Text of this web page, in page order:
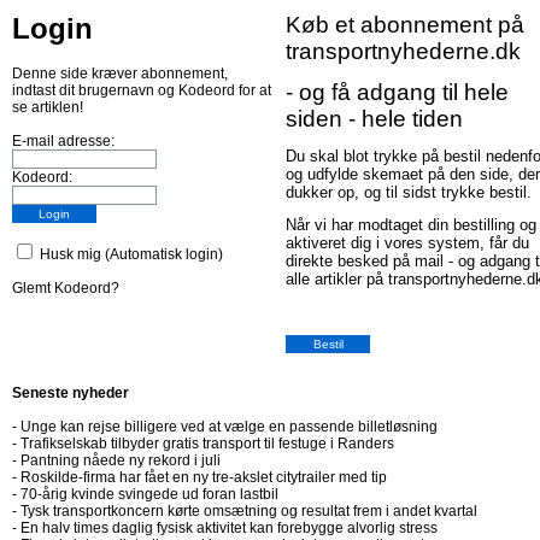
Login
Denne side kræver abonnement,
indtast dit brugernavn og Kodeord for at
se artiklen!
E-mail adresse:
Kodeord:
Husk mig (Automatisk login)
Glemt Kodeord?
Køb et abonnement på
transportnyhederne.dk
- og få adgang til hele
siden - hele tiden
Du skal blot trykke på bestil
og udfylde skemaet på den side, der
dukker op, og til sidst trykke bestil.
Når vi har modtaget din bestilling og
aktiveret dig i vores system, får du
direkte besked på mail - og adgang
alle artikler på
Seneste nyheder
- Unge kan rejse billigere ved at vælge en passende billetløsning
- Trafikselskab tilbyder gratis transport til festuge i Randers
- Pantning nåede ny rekord i juli
- Roskilde-firma har fået en ny tre-akslet citytrailer med tip
- 70-årig kvinde svingede ud foran lastbil
- Tysk transportkoncern kørte omsætning og resultat frem i andet kvartal
- En halv times daglig fysisk aktivitet kan forebygge alvorlig stress